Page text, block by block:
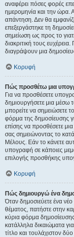
αναφέρει πόσες φορές
ημερομηνία και την ώρα.
απάντηση. Δεν θα
επεξεργάστηκε τη
σημείωση ως προς το
διακριτική τους
διαγράψουν μια
Κορυφή
Πώς προσθέτω μια
Για να προσθέσετε
δημιουργήσετε μια μέσω
μπορείτε να σημειώσετε
φόρμα της δημοσίευσης
επίσης να προσθέσετε
σας σημειώνοντας το
Μέλους. Εάν το κάνετε
υπογραφή σε κάποιες
επιλογής προσθήκης
Κορυφή
Πώς δημιουργώ ένα
Όταν δημοσιεύετε ένα
θέματος, πατήστε στην
κύρια φόρμα
κατάλληλα δικαιώματα
τίτλο και τουλάχιστον